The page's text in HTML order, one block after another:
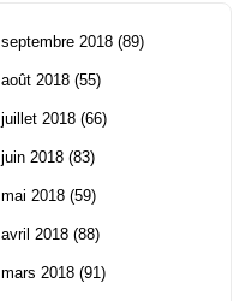
septembre 2018 (89)
août 2018 (55)
juillet 2018 (66)
juin 2018 (83)
mai 2018 (59)
avril 2018 (88)
mars 2018 (91)